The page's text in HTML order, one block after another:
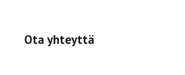
Ota yhteyttä